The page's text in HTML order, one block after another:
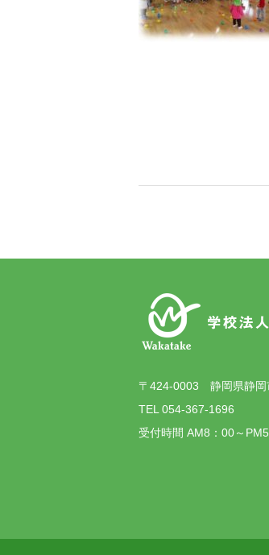
〒424-0003 静岡県静岡
TEL 054-367-1696
受付時間 AM8：00～